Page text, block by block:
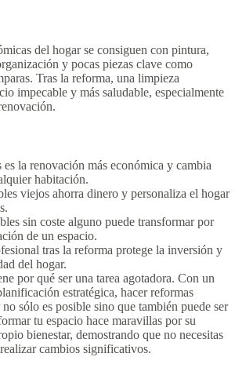
del hogar se consiguen con pintura,
y pocas piezas clave como
Tras la reforma, una limpieza
impecable y más saludable, especialmente
es la renovación más económica y cambia
habitación.
viejos ahorra dinero y personaliza el hogar
sin coste alguno puede transformar por
de un espacio.
tras la reforma protege la inversión y
del hogar.
por qué ser una tarea agotadora. Con un
estratégica, hacer reformas
sólo es posible sino que también puede ser
tu espacio hace maravillas por su
bienestar, demostrando que no necesitas
cambios significativos.